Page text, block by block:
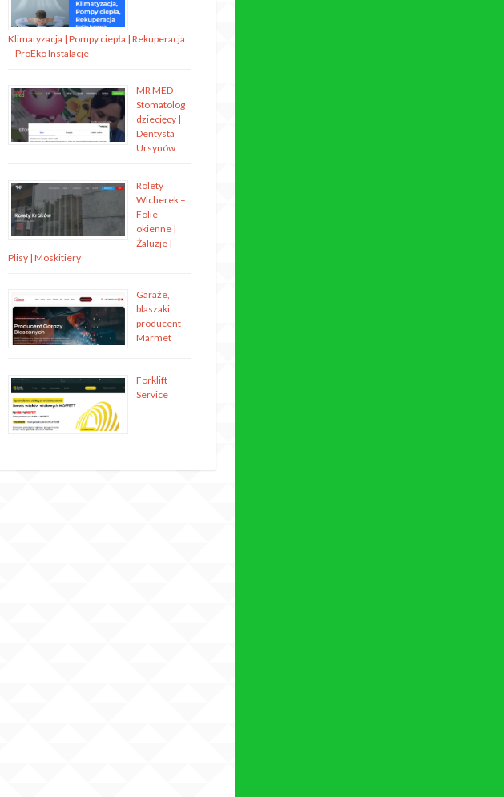
Klimatyzacja | Pompy ciepła | Rekuperacja
– ProEko Instalacje
MR MED –
Stomatolog
dziecięcy |
Dentysta
Ursynów
Rolety
Wicherek –
Folie
okienne |
Żaluzje |
Plisy | Moskitiery
Garaże,
blaszaki,
producent
Marmet
Forklift
Service